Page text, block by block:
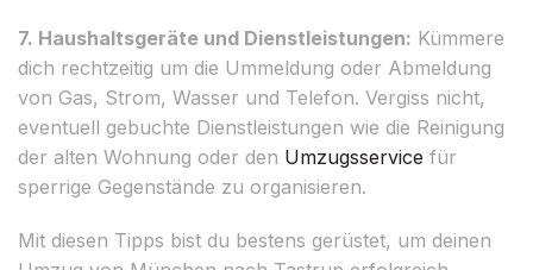
7. Haushaltsgeräte und Dienstleistungen: Kümmere
dich rechtzeitig um die Ummeldung oder Abmeldung
von Gas, Strom, Wasser und Telefon. Vergiss nicht,
eventuell gebuchte Dienstleistungen wie die Reinigung
der alten Wohnung oder den Umzugsservice für
sperrige Gegenstände zu organisieren.
Mit diesen Tipps bist du bestens gerüstet, um deinen